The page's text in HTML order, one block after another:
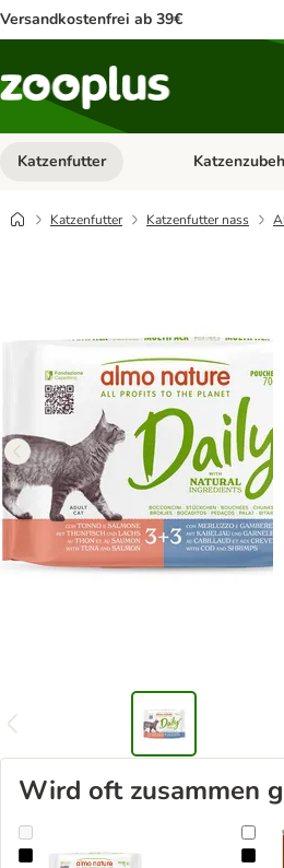
Versandkostenfrei ab 39€
Katzenfutter Kategorie-
Katzenfutter Katzenfutter nass
Wird oft zusammen
Sparpaket Almo Nature Daily Menu